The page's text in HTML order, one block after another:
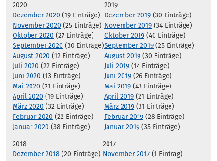
2020
Dezember 2020 (19 Einträge)
November 2020 (25 Einträge)
Oktober 2020 (27 Einträge)
September 2020 (30 Einträge)
August 2020 (12 Einträge)
Juli 2020 (22 Einträge)
Juni 2020 (13 Einträge)
Mai 2020 (21 Einträge)
April 2020 (19 Einträge)
März 2020 (32 Einträge)
Februar 2020 (22 Einträge)
Januar 2020 (38 Einträge)
2019
Dezember 2019 (30 Einträge)
November 2019 (34 Einträge)
Oktober 2019 (40 Einträge)
September 2019 (25 Einträge)
August 2019 (30 Einträge)
Juli 2019 (14 Einträge)
Juni 2019 (26 Einträge)
Mai 2019 (43 Einträge)
April 2019 (21 Einträge)
März 2019 (31 Einträge)
Februar 2019 (28 Einträge)
Januar 2019 (35 Einträge)
2018
Dezember 2018 (20 Einträge)
2017
November 2017 (1 Eintrag)